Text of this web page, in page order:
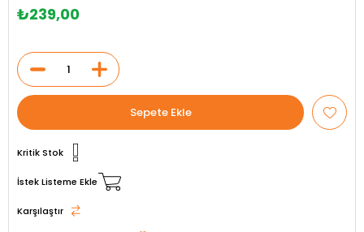
₺239,00
Kritik Stok
İstek Listeme Ekle
Karşılaştır